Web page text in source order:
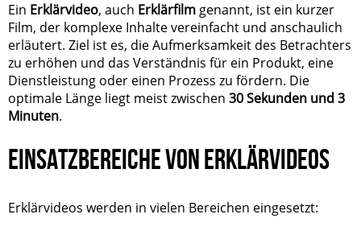
Ein Erklärvideo, auch Erklärfilm genannt, ist ein kurzer
Film, der komplexe Inhalte vereinfacht und anschaulich
erläutert. Ziel ist es, die Aufmerksamkeit des Betrachters
zu erhöhen und das Verständnis für ein Produkt, eine
Dienstleistung oder einen Prozess zu fördern. Die
optimale Länge liegt meist zwischen 30 Sekunden und 3
Minuten.
EINSATZBEREICHE VON ERKLÄRVIDEOS
Erklärvideos werden in vielen Bereichen eingesetzt: